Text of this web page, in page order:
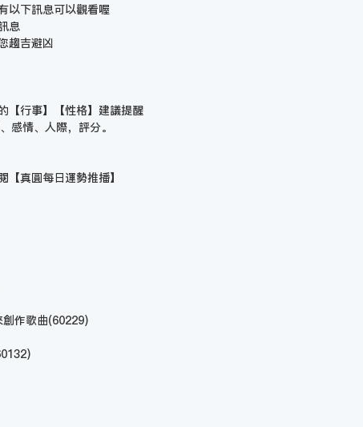
以下訊息可以觀看喔
息
趨吉避凶
【行事】【性格】建議提醒
感情、人際，評分。
【真圓每日運勢推播】
作歌曲(60229)